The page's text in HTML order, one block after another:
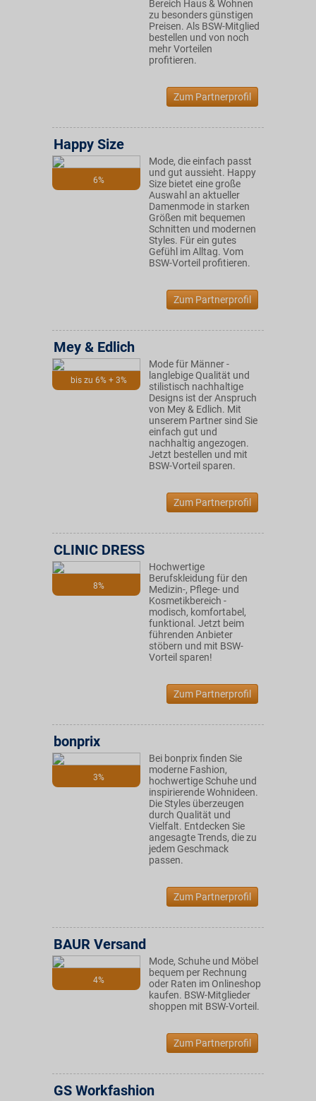
Bereich Haus & Wohnen
zu besonders günstigen
Preisen. Als BSW-Mitglied
bestellen und von noch
mehr Vorteilen
profitieren.
Zum Partnerprofil
6%
Happy Size
Mode, die einfach passt
und gut aussieht. Happy
Size bietet eine große
Auswahl an aktueller
Damenmode in starken
Größen mit bequemen
Schnitten und modernen
Styles. Für ein gutes
Gefühl im Alltag. Vom
BSW-Vorteil profitieren.
Zum Partnerprofil
bis zu 6% + 3%
Mey & Edlich
Mode für Männer -
langlebige Qualität und
stilistisch nachhaltige
Designs ist der Anspruch
von Mey & Edlich. Mit
unserem Partner sind Sie
einfach gut und
nachhaltig angezogen.
Jetzt bestellen und mit
BSW-Vorteil sparen.
Zum Partnerprofil
8%
CLINIC DRESS
Hochwertige
Berufskleidung für den
Medizin-, Pflege- und
Kosmetikbereich -
modisch, komfortabel,
funktional. Jetzt beim
führenden Anbieter
stöbern und mit BSW-
Vorteil sparen!
Zum Partnerprofil
3%
bonprix
Bei bonprix finden Sie
moderne Fashion,
hochwertige Schuhe und
inspirierende Wohnideen.
Die Styles überzeugen
durch Qualität und
Vielfalt. Entdecken Sie
angesagte Trends, die zu
jedem Geschmack
passen.
Zum Partnerprofil
4%
BAUR Versand
Mode, Schuhe und Möbel
bequem per Rechnung
oder Raten im Onlineshop
kaufen. BSW-Mitglieder
shoppen mit BSW-Vorteil.
Zum Partnerprofil
GS Workfashion